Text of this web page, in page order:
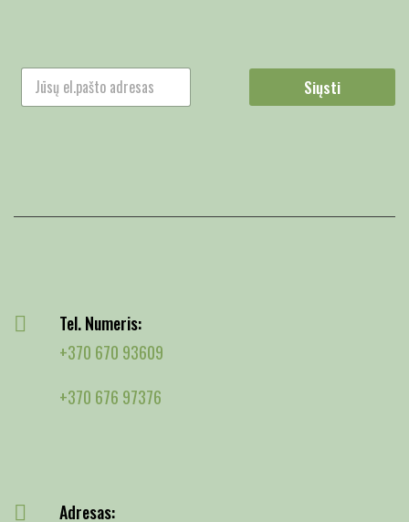
Siųsti
Tel. Numeris:
+370 670 93609
+370 676 97376
Adresas: